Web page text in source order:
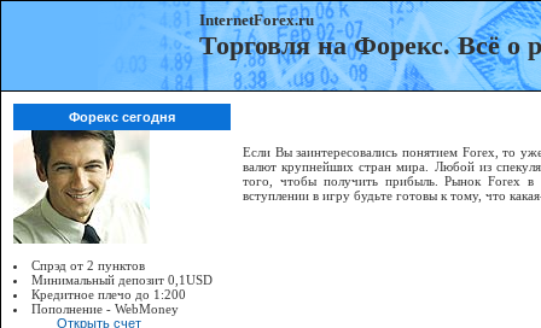
InternetForex.ru
Торговля на Форекс. Всё о
Форекс сегодня
Если Вы заинтересовались понятием Forex, то
валют крупнейших стран мира. Любой из
того, чтобы получить прибыль. Рынок Forex в
вступлении в игру будьте готовы к тому, что
Спрэд от 2 пунктов
Минимальный депозит 0,1USD
Кредитное плечо до 1:200
Пополнение - WebMoney
Открыть счет